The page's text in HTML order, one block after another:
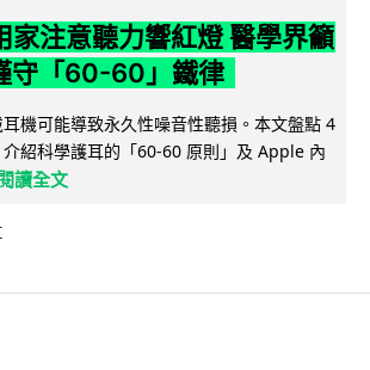
注意聽力響紅燈 醫學界籲
守「60-60」鐵律
機可能導致永久性噪音性聽損。本文盤點 4
紹科學護耳的「60-60 原則」及 Apple 內
閱讀全文